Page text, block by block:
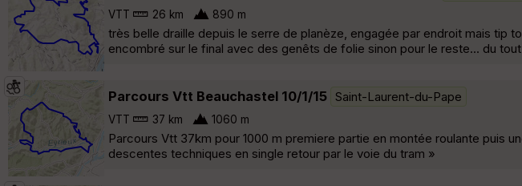
VTT 26 km 890 m
très belle draille depuis le serre de planèze, engagée par endroit mais tip
encombré sur le final avec des genêts de folie sinon pour le reste... du
Parcours Vtt Beauchastel 10/1/15 Saint-Laurent-du-Pape
VTT 37 km 1060 m
Parcours Vtt 37km pour 1000 m premiere partie en montée roulante puis
descentes techniques en single retour par le voie du tram »